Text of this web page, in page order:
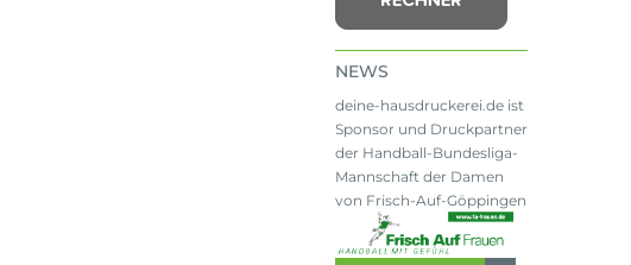
NEWS
deine-hausdruckerei.de ist
Sponsor und Druckpartner
der Handball-Bundesliga-
Mannschaft der Damen
von Frisch-Auf-Göppingen